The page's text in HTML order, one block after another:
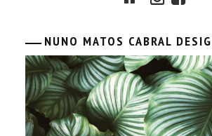
NUNO MATOS CABRAL